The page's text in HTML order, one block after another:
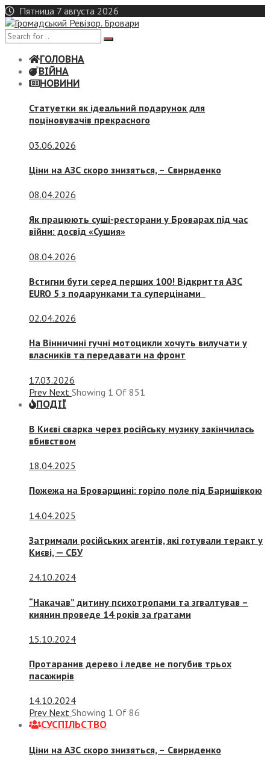
Skip
to
content
Пятница 7 августа 2026
ГОЛОВНА
ВІЙНА
НОВИНИ
Статуетки як ідеальний подарунок для
поціновувачів прекрасного
03.06.2026
Ціни на АЗС скоро знизяться, – Свириденко
08.04.2026
Як працюють суші-ресторани у Броварах під час
війни: досвід «Сушия»
08.04.2026
Встигни бути серед перших 100! Відкриття АЗС
EURO 5 з подарунками та суперцінами
02.04.2026
На Вінничині гучні мотоцикли хочуть вилучати у
власників та передавати на фронт
17.03.2026
Prev Next Showing 1 Of 851
ПОДІЇ
В Києві сварка через російську музику закінчилась
вбивством
18.04.2025
Пожежа на Броварщині: горіло поле під Баришівкою
14.04.2025
Затримали російських агентів, які готували теракт у
Києві, — СБУ
24.10.2024
“Накачав” дитину психотропами та згвалтував –
киянин проведе 14 років за ґратами
15.10.2024
Протаранив дерево і ледве не погубив трьох
пасажирів
14.10.2024
Prev Next Showing 1 Of 86
СУСПIЛЬСТВО
Ціни на АЗС скоро знизяться, – Свириденко